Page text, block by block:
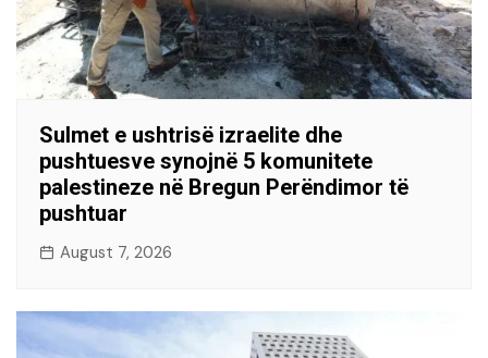
Sulmet e ushtrisë izraelite dhe
pushtuesve synojnë 5 komunitete
palestineze në Bregun Perëndimor të
pushtuar
August 7, 2026